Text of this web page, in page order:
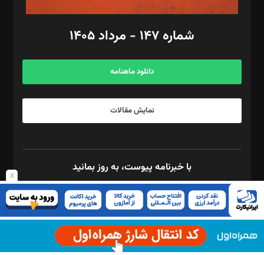
x
امور مالی: شاپور رهبری، محمد‌ کاظمی‌نیا
آگهی و مشترکین: ۰۹۱۹۹۹۹۰۴۵۴
شماره ۱۴۷ - مرداد ۱۴۰۵
دانلود ماهنامه
نمایش مقالات
با خبرنامه پیوست، به روز بمانید